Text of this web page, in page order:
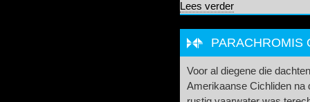
Lees verder
PARACHROMIS
Voor al diegene die
Amerikaanse Cichliden na